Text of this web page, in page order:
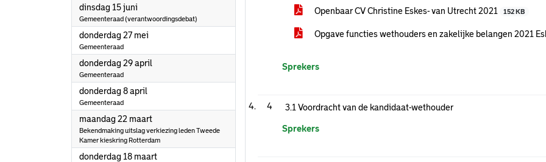
dinsdag 15 juni
Gemeenteraad (verantwoordingsdebat)
donderdag 27 mei
Gemeenteraad
donderdag 29 april
Gemeenteraad
donderdag 8 april
Gemeenteraad
maandag 22 maart2021
Bekendmaking uitslag verkiezing leden Tweede
Kamer kieskring Rotterdam
donderdag 18 maart2021
Openbaar CV Christine Eskes- van Utrecht 2021 152 KB
Opgave functies wethouders en zakelijke belangen 2021
Sprekers
4 3.1 Voordracht van de kandidaat-wethouder
Sprekers